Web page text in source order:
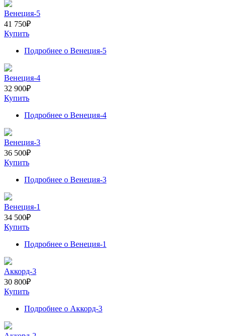
Венеция-5
41 750₽
Купить
Подробнее о Венеция-5
Венеция-4
32 900₽
Купить
Подробнее о Венеция-4
Венеция-3
36 500₽
Купить
Подробнее о Венеция-3
Венеция-1
34 500₽
Купить
Подробнее о Венеция-1
Аккорд-3
30 800₽
Купить
Подробнее о Аккорд-3